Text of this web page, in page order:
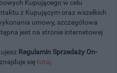
Kupującego w celu
z Kupującym oraz wszelkich
umowy, szczegółowa
jest na stronie internetowej
Regulamin Sprzedaży On-
siętutaj